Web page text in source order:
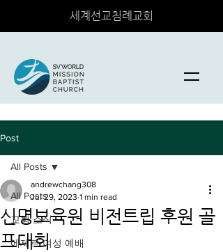
세계선교침례교회
Post
All Posts
교회 소식
에제르 여성 예배
All Posts
신명보육원 비전트립 후원 골
프대회
andrewchang308
Jul 29, 2023 1 min read